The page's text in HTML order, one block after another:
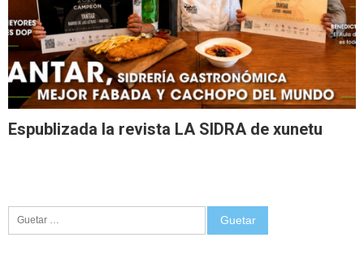
Espublizada la revista LA SIDRA de xunetu